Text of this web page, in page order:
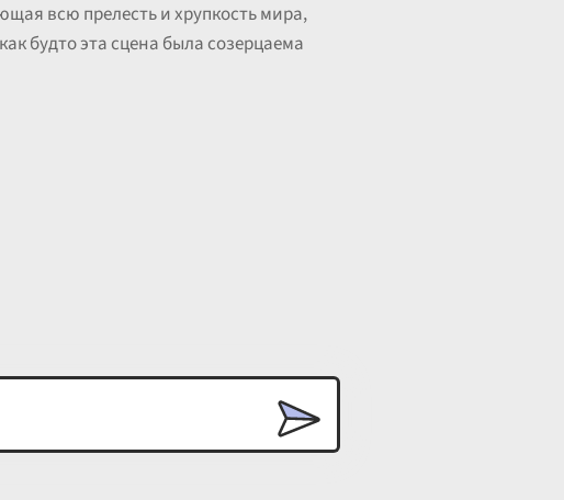
всю прелесть и хрупкость мира,
будто эта сцена была созерцаема